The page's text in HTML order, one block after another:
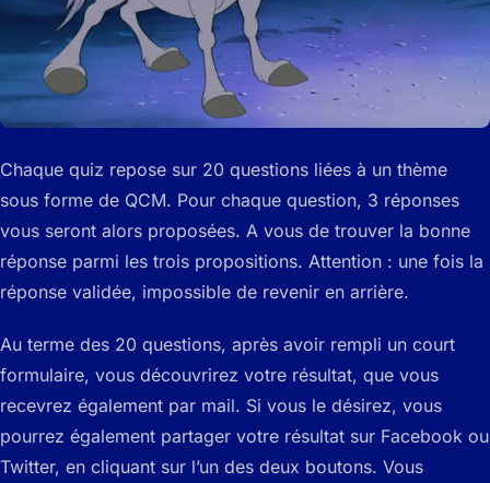
Chaque quiz repose sur 20 questions liées à un thème
sous forme de QCM. Pour chaque question, 3 réponses
vous seront alors proposées. A vous de trouver la bonne
réponse parmi les trois propositions. Attention : une fois la
réponse validée, impossible de revenir en arrière.
Au terme des 20 questions, après avoir rempli un court
formulaire, vous découvrirez votre résultat, que vous
recevrez également par mail. Si vous le désirez, vous
pourrez également partager votre résultat sur Facebook ou
Twitter, en cliquant sur l’un des deux boutons. Vous